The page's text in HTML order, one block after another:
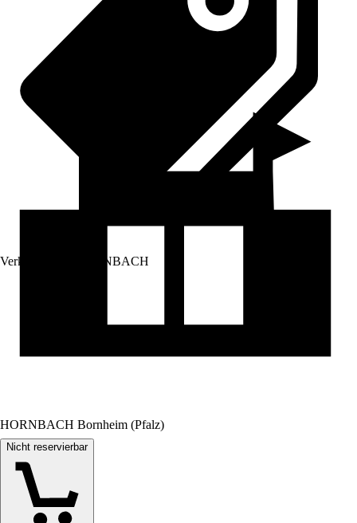
Verkauf durch: HORNBACH
HORNBACH Bornheim (Pfalz)
Nicht reservierbar